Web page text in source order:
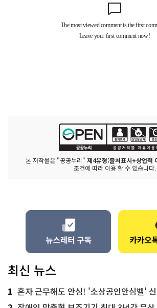
본 저작물은 "공공누리" 제4유형:출처표시+상업적
조건에 따라 이용 할 수 있습니다.
최신 뉴스
1 혼자 근무해도 안심! '소상공인안심벨'